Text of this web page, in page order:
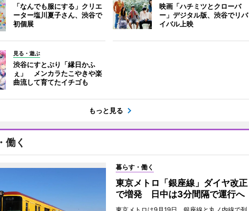
「なんでも服にする」クリエ
ーター塩川夏子さん、渋谷で
初個展
映画「ハチミツとクローバ
ー」デジタル版、渋谷でリバ
イバル上映
見る・遊ぶ
渋谷にすとぷり「縁日かふ
ぇ」 メンカラたこやきや楽
曲流して育てたイチゴも
もっと見る
働く
暮らす・働く
東京メトロ「銀座線」ダイヤ改正
で増発 日中は3分間隔で運行へ